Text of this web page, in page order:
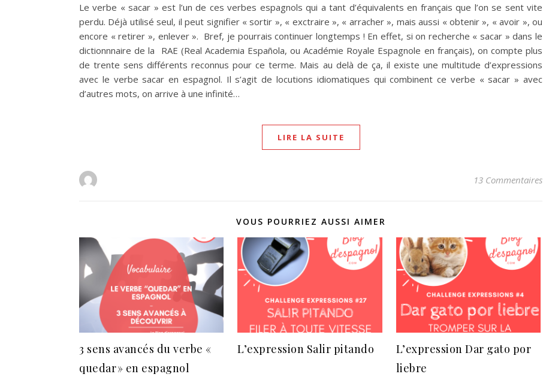
Le verbe « sacar » est l’un de ces verbes espagnols qui a tant d’équivalents en français que l’on se sent vite
perdu. Déjà utilisé seul, il peut signifier « sortir », « exctraire », « arracher », mais aussi « obtenir », « avoir », ou
encore « retirer », enlever ». Bref, je pourrais continuer longtemps ! En effet, si on recherche « sacar » dans le
dictionnnaire de la RAE (Real Academia Española, ou Académie Royale Espagnole en français), on compte plus
de trente sens différents reconnus pour ce terme. Mais au delà de ça, il existe une multitude d’expressions
avec le verbe sacar en espagnol. Il s’agit de locutions idiomatiques qui combinent ce verbe « sacar » avec
d’autres mots, on arrive à une infinité…
LIRE LA SUITE
13 Commentaires
VOUS POURRIEZ AUSSI AIMER
3 sens avancés du verbe «
quedar » en espagnol
L’expression Salir pitando
L’expression Dar gato por
liebre